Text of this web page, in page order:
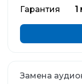
Гарантия
1
Замена